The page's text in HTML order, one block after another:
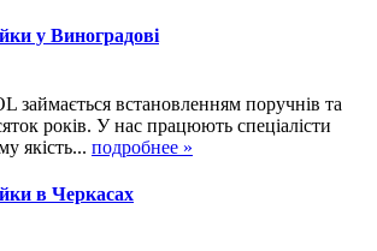
у Виноградові
займається встановленням поручнів та
років. У нас працюють спеціалісти
якість... подробнее »
в Черкасах